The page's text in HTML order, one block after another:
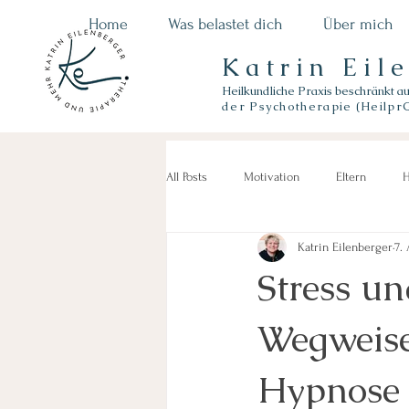
Katrin
Heilkundliche Praxis beschränkt
der Psychotherapie
Home Was belastet dich Über mich
All Posts Motivation Eltern
Stress
Hypnose
Katrin Eilenberger7.